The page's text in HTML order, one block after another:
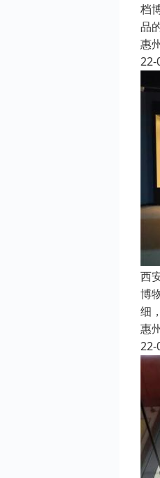
档
品
惠
22-
西
博
细
惠
22-